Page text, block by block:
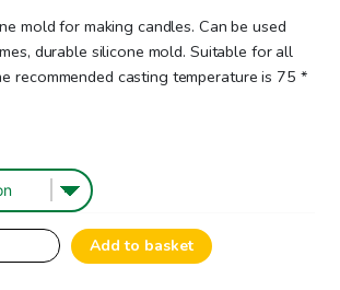
range:
45.54€
mold for making candles. Can be used
durable silicone mold. Suitable for all
recommended casting temperature is 75 *
Add to basket